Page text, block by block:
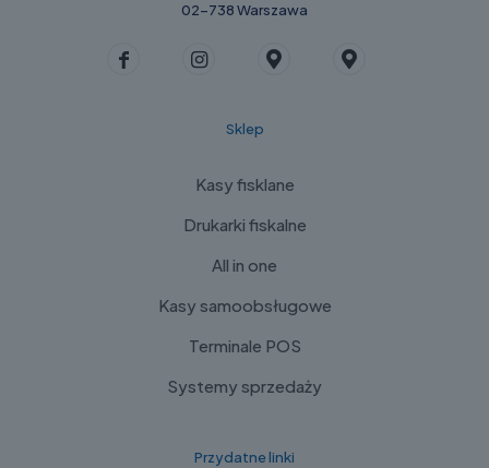
02-738 Warszawa
Sklep
Kasy fisklane
Drukarki fiskalne
All in one
Kasy samoobsługowe
Terminale POS
Systemy sprzedaży
Przydatne linki